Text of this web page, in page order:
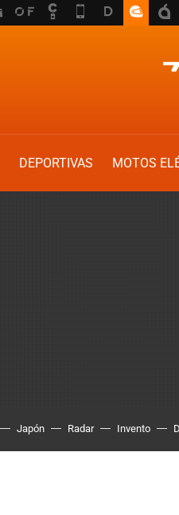
DEPORTIVAS MOTOS
Japón Radar Invento